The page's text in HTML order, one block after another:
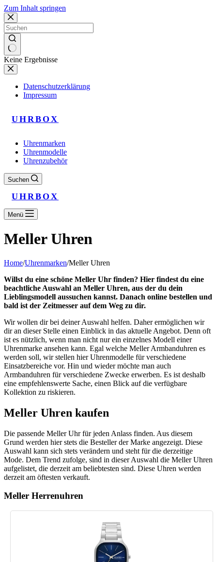
Zum Inhalt springen
Keine Ergebnisse
Datenschutzerklärung
Impressum
UHRBOX
Uhrenmarken
Uhrenmodelle
Uhrenzubehör
Suchen
UHRBOX
Menü
Meller Uhren
Home/Uhrenmarken/Meller Uhren
Willst du eine schöne Meller Uhr finden? Hier findest du eine
beachtliche Auswahl an Meller Uhren, aus der du dein
Lieblingsmodell aussuchen kannst. Danach online bestellen und
bald ist der Zeitmesser auf dem Weg zu dir.
Wir wollen dir bei deiner Auswahl helfen. Daher ermöglichen wir
dir an dieser Stelle einen Einblick in das aktuelle Angebot. Denn oft
ist es nützlich, wenn man nicht nur ein einzelnes Modell einer
Uhrenmarke ansehen kann. Egal welche Meller Armbanduhren es
werden soll, wir stellen hier Uhrenmodelle für verschiedene
Einsatzbereiche vor. Hin und wieder möchte man auch
Armbanduhren für verschiedene Zwecke erwerben. Es ist deshalb
eine empfehlenswerte Sache, einen Blick auf die verfügbare
Kollektion zu riskieren.
Meller Uhren kaufen
Die passende Meller Uhr für jeden Anlass finden. Aus diesem
Grund werden hier stets die Besteller der Marke angezeigt. Diese
Auswahl kann sich stets verändern und steht für die derzeitige
Mode. Dem Trend zufolge, sind in dieser Auswahl die Meller Uhren
aufgelistet, die derzeit am beliebtesten sind. Diese Uhren werden
derzeit am öftesten verkauft.
Meller Herrenuhren